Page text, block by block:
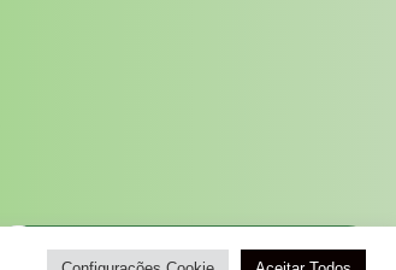
Atendimento / Orçamento Via WhatsApp